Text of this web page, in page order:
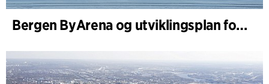
Bergen ByArena og utviklingsplan for Nygårdstangen